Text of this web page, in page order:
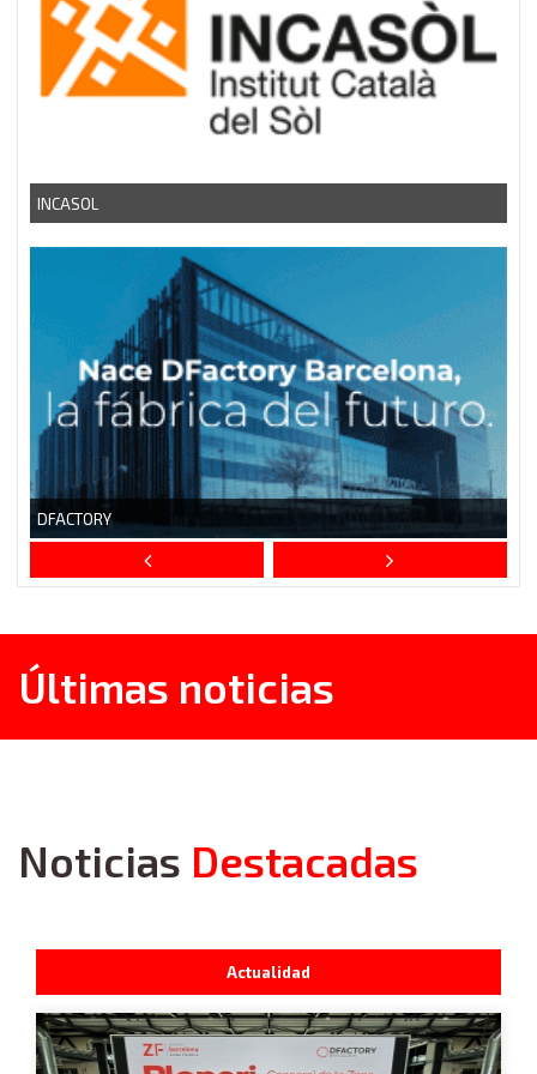
Últimas noticias
Noticias Destacadas
Actualidad